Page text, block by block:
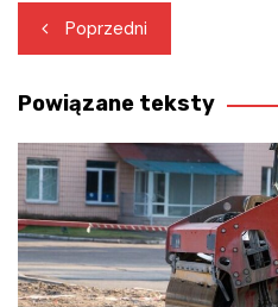
Nawigacja
wpisu
Poprzedni
Powiązane teksty